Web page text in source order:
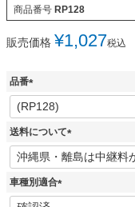
商品番号 RP128
販売価格 ¥1,027税込
品番
(
必
須
送料について
(
必
車種別適合
(